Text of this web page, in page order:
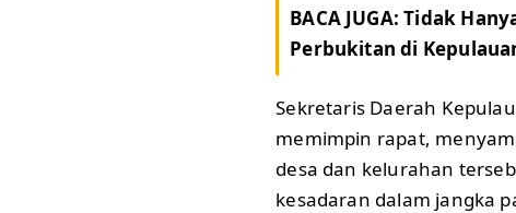
BACA JUGA:Tidak
Perbukitan di
Sekretaris Daerah
memimpin rapat,
desa dan kelurahan
kesadaran dalam jangka